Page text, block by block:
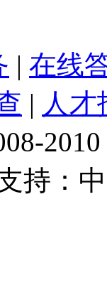
| 在线
| 人才
2010
持：